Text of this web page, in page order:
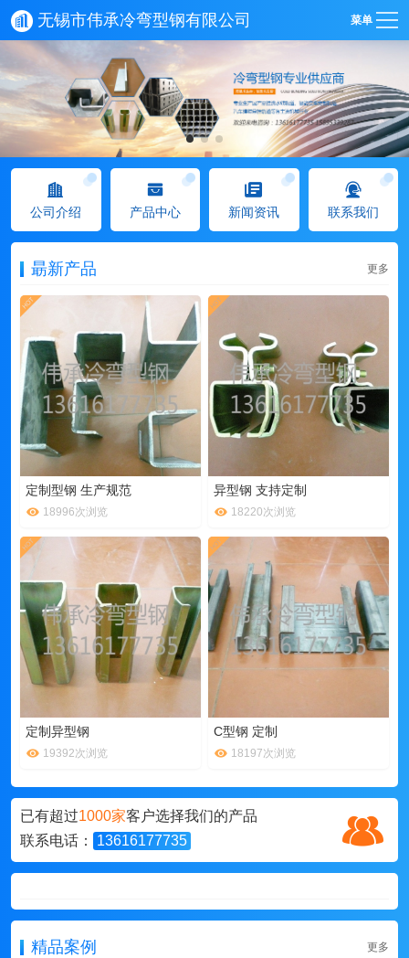
无锡市伟承冷弯型钢有限公司 菜单
公司介绍 产品中心 新闻资讯 联系我们
朂新产品 更多
定制型钢 生产规范
18996次浏览
异型钢 支持定制
18220次浏览
定制异型钢
19392次浏览
C型钢 定制
18197次浏览
已有超过1000家客户选择我们的产品
联系电话：
13616177735
精品案例 更多